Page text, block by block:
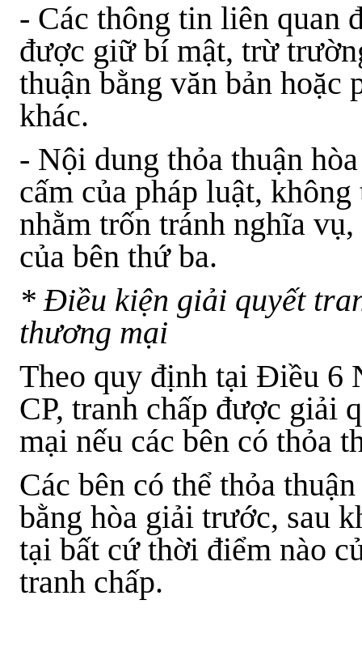
- Các thông tin liên quan
được giữ bí mật, trừ
thuận bằng văn bản hoặc
khác.
- Nội dung thỏa thuận
cấm của pháp luật,
nhằm trốn tránh nghĩa
của bên thứ ba.
* Điều kiện giải quyết
thương mại
Theo quy định tại Điều 6
CP, tranh chấp được giải
mại nếu các bên có thỏa
Các bên có thể thỏa
bằng hòa giải trước, sau
tại bất cứ thời điểm nào
tranh chấp.